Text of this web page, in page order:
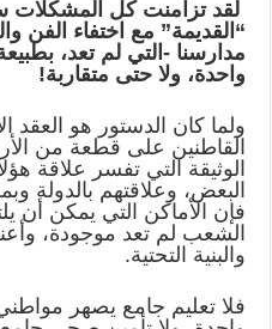
لقد تزامنت كل المشكلات
“القديمة” مع اختفاء الفن
مدارسنا -التي لم تعد،
واحدة، ولا حتى متقاربة!
ولما كان الدستور هو العقد
القاطنين على قطعة من
الوثيقة التي تفسر علاقة
البعض، وعلاقتهم بالدولة
فإن الأماكن التي يمكن أن
الشعب لم تعد موجودة،
والبنية التحتية.
فلا تعليم جامع يصهر